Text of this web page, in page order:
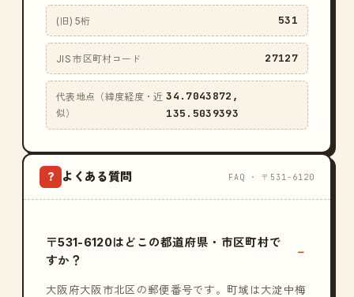
(旧) 5桁 531
JIS 市区町村コード 27127
代表地点（緯度経度・近
似）
34.7043872,
135.5039393
? よくある質問 FAQ · 〒531-6120
〒531-6120はどこの都道府県・市区町村で
すか？
大阪府大阪市北区の郵便番号です。町域は大淀中梅